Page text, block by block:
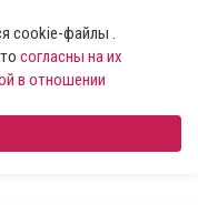
cookie-файлы .
согласны на их
в отношении